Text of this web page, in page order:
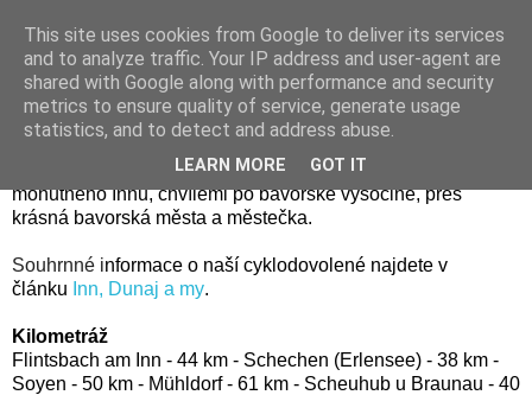
středa 24. září 2014
Innská cyklostezka: Bavorsko
Bavorská část Innské cyklostezky vede chvílemi kolem
mohutného Innu, chvílemi po bavorské vysočině, přes
krásná bavorská města a městečka.
Souhrnné informace o naší cyklodovolené najdete v
článku Inn, Dunaj a my.
Kilometráž
Flintsbach am Inn - 44 km - Schechen (Erlensee) - 38 km -
Soyen - 50 km - Mühldorf - 61 km - Scheuhub u Braunau - 40
This site uses cookies from Google to deliver its services
and to analyze traffic. Your IP address and user-agent are
shared with Google along with performance and security
metrics to ensure quality of service, generate usage
statistics, and to detect and address abuse.
LEARN MORE GOT IT